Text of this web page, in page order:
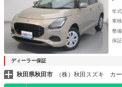
年式
車検
整備
保証
ディーラー保証
秋田県秋田市 （株）秋田スズキ カ